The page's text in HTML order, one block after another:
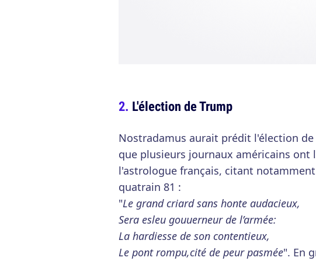
L'élection de Trump
Nostradamus aurait prédit l'élection
que plusieurs journaux américains ont
l'astrologue français, citant
quatrain 81 :
"Le grand criard sans honte audacieux,
Sera esleu gouuerneur de l’armée:
La hardiesse de son contentieux,
Le pont rompu,cité de peur pasmée". En